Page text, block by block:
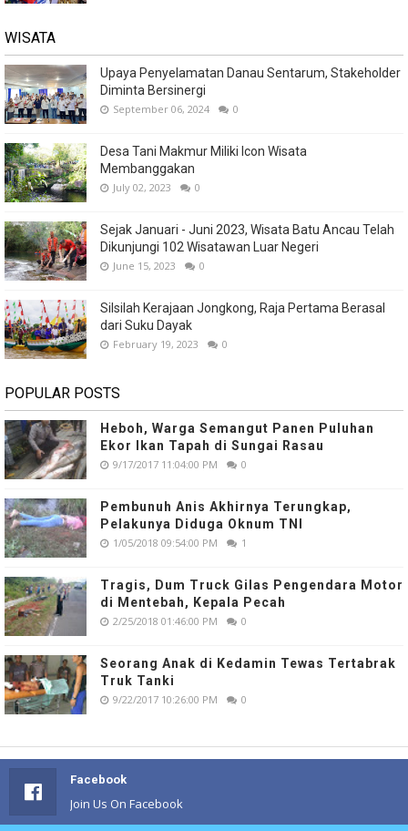
WISATA
Upaya Penyelamatan Danau Sentarum, Stakeholder
Diminta Bersinergi
September 06, 2024 0
Desa Tani Makmur Miliki Icon Wisata
Membanggakan
July 02, 2023 0
Sejak Januari - Juni 2023, Wisata Batu Ancau Telah
Dikunjungi 102 Wisatawan Luar Negeri
June 15, 2023 0
Silsilah Kerajaan Jongkong, Raja Pertama Berasal
dari Suku Dayak
February 19, 2023 0
POPULAR POSTS
Heboh, Warga Semangut Panen Puluhan
Ekor Ikan Tapah di Sungai Rasau
9/17/2017 11:04:00 PM 0
Pembunuh Anis Akhirnya Terungkap,
Pelakunya Diduga Oknum TNI
1/05/2018 09:54:00 PM 1
Tragis, Dum Truck Gilas Pengendara Motor
di Mentebah, Kepala Pecah
2/25/2018 01:46:00 PM 0
Seorang Anak di Kedamin Tewas Tertabrak
Truk Tanki
9/22/2017 10:26:00 PM 0
Facebook
Join Us On Facebook